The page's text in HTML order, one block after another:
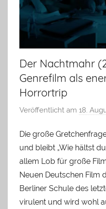
Der Nachtmahr
Genrefilm als
Horrortrip
Veröffentlicht am 18.
Die große
und bleibt „Wie hältst
allem Lob für große
Neuen Deutschen Film
Berliner Schule des
virulent und wird wohl